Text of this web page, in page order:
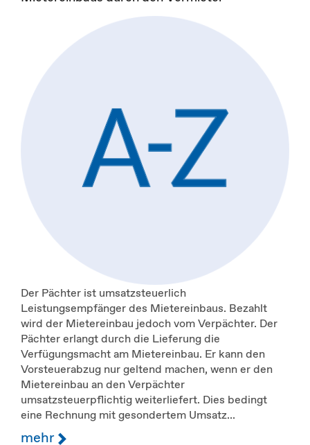
Der Pächter ist umsatzsteuerlich
Leistungsempfänger des Mietereinbaus. Bezahlt
wird der Mietereinbau jedoch vom Verpächter. Der
Pächter erlangt durch die Lieferung die
Verfügungsmacht am Mietereinbau. Er kann den
Vorsteuerabzug nur geltend machen, wenn er den
Mietereinbau an den Verpächter
umsatzsteuerpflichtig weiterliefert. Dies bedingt
eine Rechnung mit gesondertem Umsatz...
mehr